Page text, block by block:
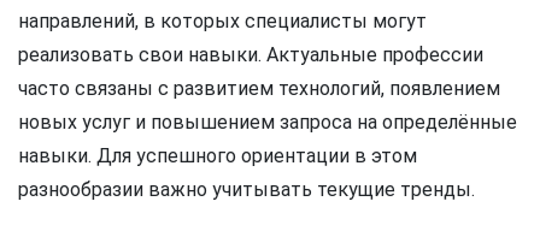
направлений, в которых специалисты могут
реализовать свои навыки. Актуальные профессии
часто связаны с развитием технологий, появлением
новых услуг и повышением запроса на определённые
навыки. Для успешного ориентации в этом
разнообразии важно учитывать текущие тренды.